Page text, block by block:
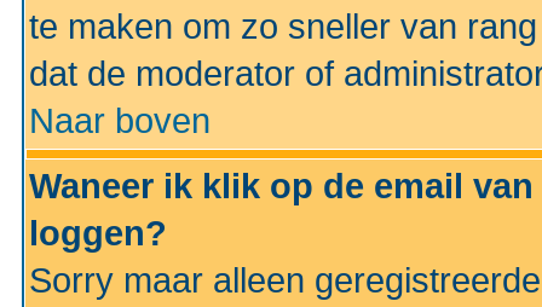
te maken om zo sneller van
dat de moderator of
Naar boven
Waneer ik klik op de email
loggen?
Sorry maar alleen